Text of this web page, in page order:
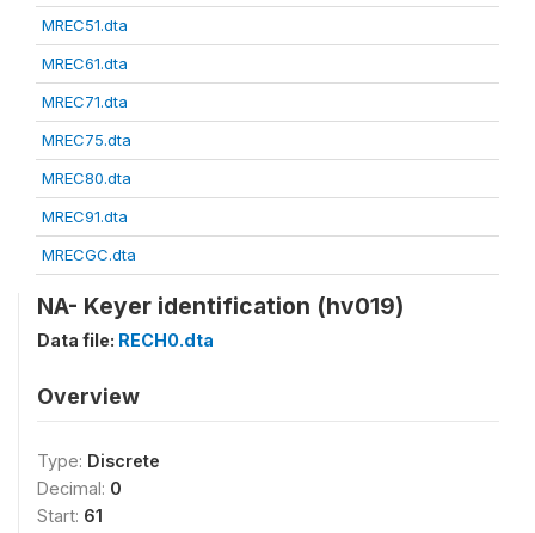
MREC51.dta
MREC61.dta
MREC71.dta
MREC75.dta
MREC80.dta
MREC91.dta
MRECGC.dta
NA- Keyer identification (hv019)
Data file: RECH0.dta
Overview
Type: Discrete
Decimal: 0
Start: 61